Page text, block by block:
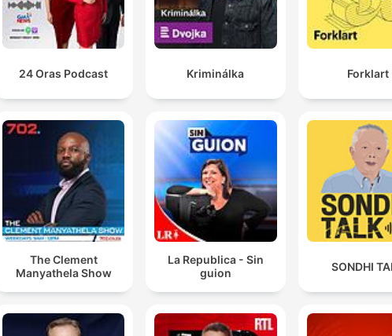
24 Oras Podcast Kriminálka Forklart
The Clement
Manyathela Show
La Republica - Sin
guion
SONDHI